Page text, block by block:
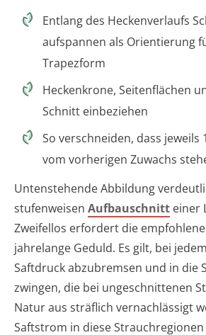
Entlang des Heckenverlaufs
aufspannen als Orientierung
Trapezform
Heckenkrone, Seitenflächen
Schnitt einbeziehen
So verschneiden, dass jeweils
vom vorherigen Zuwachs
Untenstehende Abbildung
stufenweisen Aufbauschnitt einer
Zweifellos erfordert die
jahrelange Geduld. Es gilt, bei
Saftdruck abzubremsen und in die
zwingen, die bei ungeschnittenen
Natur aus sträflich vernachlässigt
Saftstrom in diese